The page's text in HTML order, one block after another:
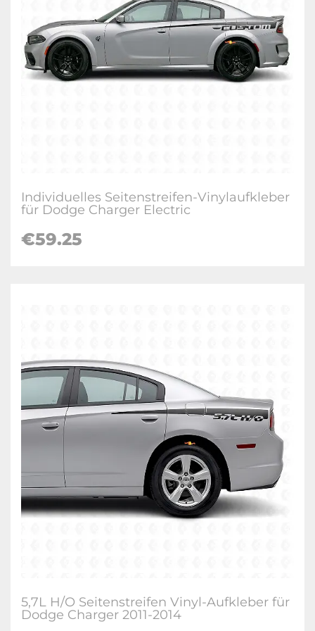
Individuelles Seitenstreifen-Vinylaufkleber
für Dodge Charger Electric
€59.25
5,7L H/O Seitenstreifen Vinyl-Aufkleber für
Dodge Charger 2011-2014